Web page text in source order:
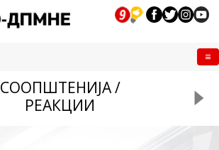
СООПШТЕНИЈА /
РЕАКЦИИ